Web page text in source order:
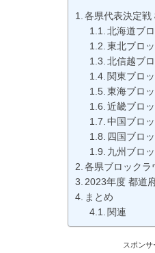
各県代表決定戦
北海道ブ
東北ブロ
北信越ブ
関東ブロ
東海ブロ
近畿ブロ
中国ブロ
四国ブロ
九州ブロ
各県ブロックラ
2023年度 都道
まとめ
関連
スポンサ